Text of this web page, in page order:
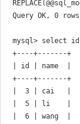
Query OK, 0
mysql> select
+----+-------+
| id | name  |
+----+-------+
|  3 | cai   |
|  5 | li    |
|  6 | wang  |